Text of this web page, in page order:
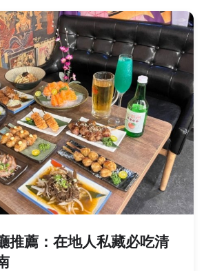
推薦：在地人私藏必吃清